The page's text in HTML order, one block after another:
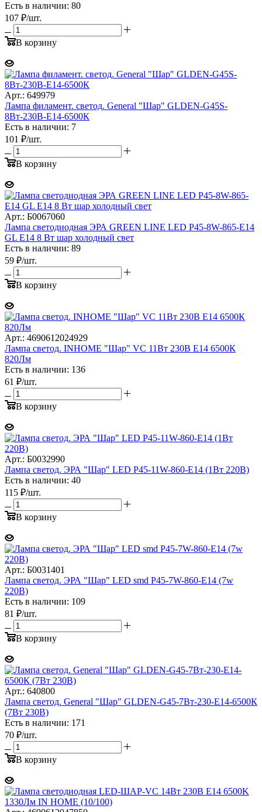
Есть в наличии: 80
107 ₽/шт.
В корзину
Арт.: 649979
Лампа филамент. светод. General "Шар" GLDEN-G45S-
8Вт-230В-E14-6500К
Есть в наличии: 7
101 ₽/шт.
В корзину
Арт.: Б0067060
Лампа светодиодная ЭРА GREEN LINE LED P45-8W-865-E14
GL E14 8 Вт шар холодный свет
Есть в наличии: 89
59 ₽/шт.
В корзину
Арт.: 4690612024929
Лампа светод. INHOME "Шар" VC 11Вт 230В Е14 6500К
820Лм
Есть в наличии: 136
61 ₽/шт.
В корзину
Арт.: Б0032990
Лампа светод. ЭРА "Шар" LED P45-11W-860-E14 (1Вт 220В)
Есть в наличии: 40
115 ₽/шт.
В корзину
Арт.: Б0031401
Лампа светод. ЭРА "Шар" LED smd P45-7W-860-E14 (7w
220B)
Есть в наличии: 109
81 ₽/шт.
В корзину
Арт.: 640800
Лампа светод. General "Шар" GLDEN-G45-7Вт-230-E14-6500К
(7Вт 230В)
Есть в наличии: 171
70 ₽/шт.
В корзину